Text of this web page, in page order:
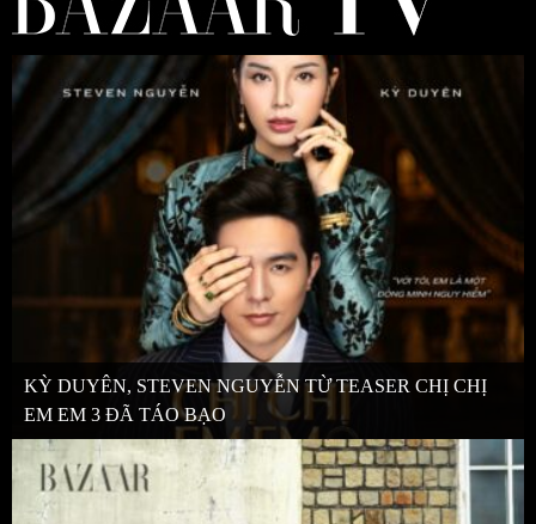
KỲ DUYÊN, STEVEN NGUYỄN TỪ TEASER CHỊ CHỊ
EM EM 3 ĐÃ TÁO BẠO